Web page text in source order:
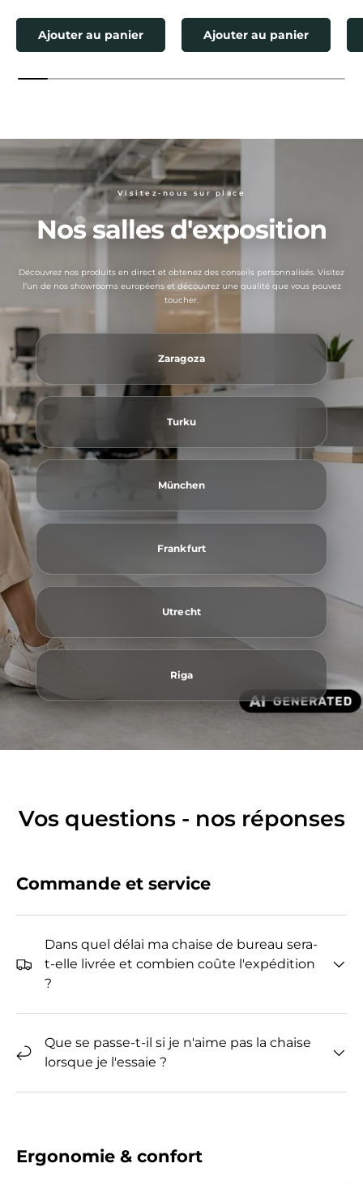
Ajouter au panier Ajouter au panier
Visitez-nous sur place
Nos salles d'exposition
Découvrez nos produits en direct et obtenez des conseils personnalisés. Visitez
l’un de nos showrooms européens et découvrez une qualité que vous pouvez
toucher.
Zaragoza
Turku
München
Frankfurt
Utrecht
Riga
Vos questions - nos réponses
Commande et service
Dans quel délai ma chaise de bureau sera-
t-elle livrée et combien coûte l'expédition
?
Que se passe-t-il si je n'aime pas la chaise
lorsque je l'essaie ?
Ergonomie & confort